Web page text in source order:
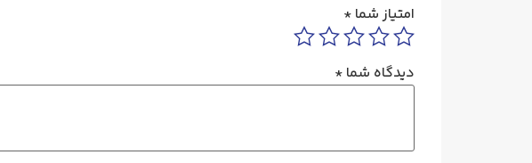
امتیاز شما *
دیدگاه شما *